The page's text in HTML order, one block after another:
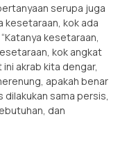
serupa juga
kesetaraan, kok ada
kesetaraan,
kok angkat
akrab kita dengar,
apakah benar
sama persis,
dan